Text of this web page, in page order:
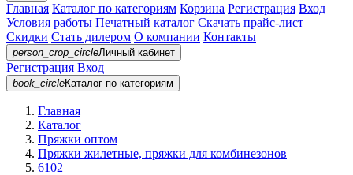
Главная Каталог по категориям Корзина Регистрация Вход
Условия работы Печатный каталог Скачать прайс-лист
Скидки Стать дилером О компании Контакты
person_crop_circleЛичный кабинет
Регистрация Вход
book_circleКаталог по категориям
Главная
Каталог
Пряжки оптом
Пряжки жилетные, пряжки для комбинезонов
6102